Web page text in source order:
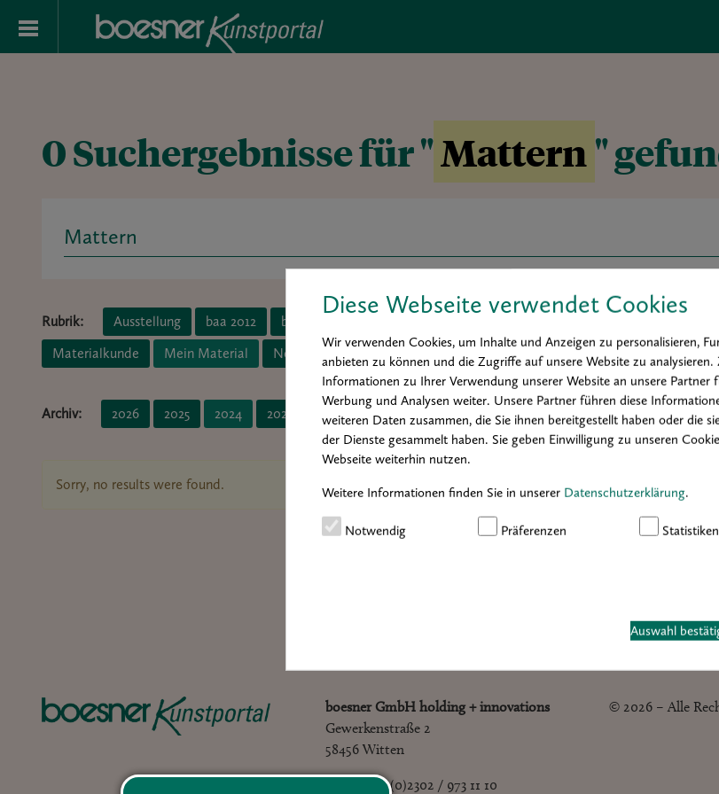
Diese Webseite verwendet Cookies
Wir verwenden Cookies, um Inhalte und Anzeigen zu personalisieren,
anbieten zu können und die Zugriffe auf unsere Website zu
Informationen zu Ihrer Verwendung unserer Website an unsere Partner
Werbung und Analysen weiter. Unsere Partner führen diese
weiteren Daten zusammen, die Sie ihnen bereitgestellt haben oder die
der Dienste gesammelt haben. Sie geben Einwilligung zu unseren
Webseite weiterhin nutzen.
Weitere Informationen finden Sie in unserer Datenschutzerklärung.
Notwendig Präferenzen Statistiken
Auswahl
0 Suchergebnisse für "Mattern"
Search
Rubrik: Ausstellung baa 2012 baa 2014
Materialkunde
Mein Material News Porträt Praxis
Archiv: 2026 2025 2024 2023 2022 2021 2020 2019 2018 2017 2016
Sorry, no results were found.
boesner GmbH holding + innovations
Gewerkenstraße 2
58456 Witten
Tel.: +49 – (0)2302 / 973 11 10
© 2026 – Alle